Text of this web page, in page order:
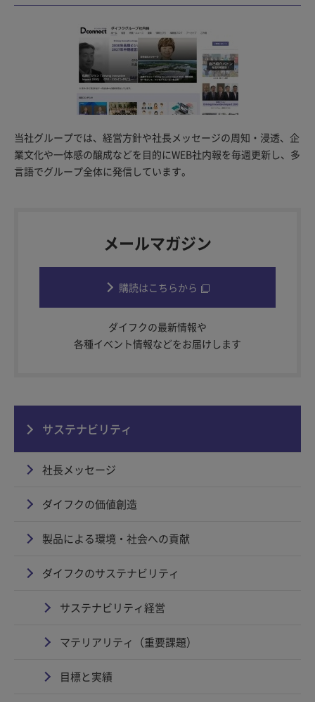
当社グループでは、経営方針や社長メッセージの周知・浸透、企
業文化や一体感の醸成などを目的にWEB社内報を毎週更新し、多
言語でグループ全体に発信しています。
メールマガジン
購読はこちらから
ダイフクの最新情報や
各種イベント情報などをお届けします
サステナビリティ
社長メッセージ
ダイフクの価値創造
製品による環境・社会への貢献
ダイフクのサステナビリティ
サステナビリティ経営
マテリアリティ（重要課題）
目標と実績